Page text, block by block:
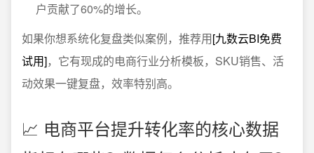
户贡献了60%的增长。
如果你想系统化复盘类似案例，推荐用[九数云BI免费
试用]，它有现成的电商行业分析模板，SKU销售、活
动效果一键复盘，效率特别高。
📈 电商平台提升转化率的核心数据